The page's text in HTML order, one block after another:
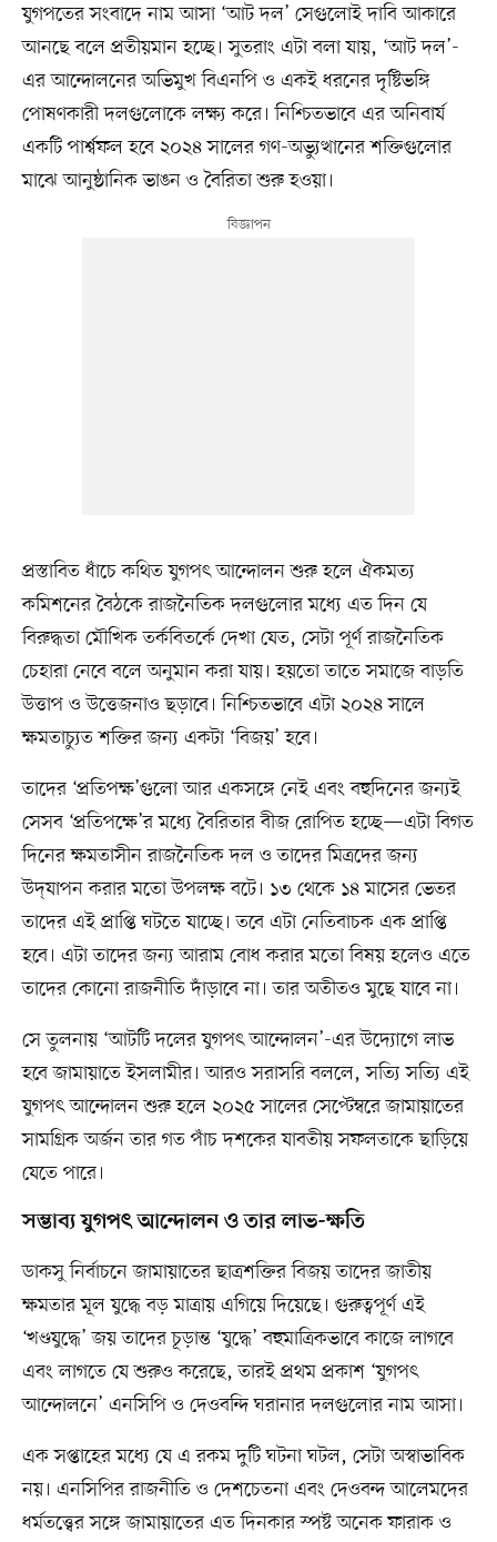
যুগপতের সংবাদে নাম আসা ‘আট দল’ সেগুলোই দাবি আকারে
আনছে বলে প্রতীয়মান হচ্ছে। সুতরাং এটা বলা যায়, ‘আট দল’-
এর আন্দোলনের অভিমুখ বিএনপি ও একই ধরনের দৃষ্টিভঙ্গি
পোষণকারী দলগুলোকে লক্ষ্য করে। নিশ্চিতভাবে এর অনিবার্য
একটি পার্শ্বফল হবে ২০২৪ সালের গণ-অভ্যুত্থানের শক্তিগুলোর
মাঝে আনুষ্ঠানিক ভাঙন ও বৈরিতা শুরু হওয়া।
প্রস্তাবিত ধাঁচে কথিত যুগপৎ আন্দোলন শুরু হলে ঐকমত্য
কমিশনের বৈঠকে রাজনৈতিক দলগুলোর মধ্যে এত দিন যে
বিরুদ্ধতা মৌখিক তর্কবিতর্কে দেখা যেত, সেটা পূর্ণ রাজনৈতিক
চেহারা নেবে বলে অনুমান করা যায়। হয়তো তাতে সমাজে বাড়তি
উত্তাপ ও উত্তেজনাও ছড়াবে। নিশ্চিতভাবে এটা ২০২৪ সালে
ক্ষমতাচ্যুত শক্তির জন্য একটা ‘বিজয়’ হবে।
তাদের ‘প্রতিপক্ষ’গুলো আর একসঙ্গে নেই এবং বহুদিনের জন্যই
সেসব ‘প্রতিপক্ষে’র মধ্যে বৈরিতার বীজ রোপিত হচ্ছে—এটা বিগত
দিনের ক্ষমতাসীন রাজনৈতিক দল ও তাদের মিত্রদের জন্য
উদ্‌যাপন করার মতো উপলক্ষ বটে। ১৩ থেকে ১৪ মাসের ভেতর
তাদের এই প্রাপ্তি ঘটতে যাচ্ছে। তবে এটা নেতিবাচক এক প্রাপ্তি
হবে। এটা তাদের জন্য আরাম বোধ করার মতো বিষয় হলেও এতে
তাদের কোনো রাজনীতি দাঁড়াবে না। তার অতীতও মুছে যাবে না।
সে তুলনায় ‘আটটি দলের যুগপৎ আন্দোলন’-এর উদ্যোগে লাভ
হবে জামায়াতে ইসলামীর। আরও সরাসরি বললে, সত্যি সত্যি এই
যুগপৎ আন্দোলন শুরু হলে ২০২৫ সালের সেপ্টেম্বরে জামায়াতের
সামগ্রিক অর্জন তার গত পাঁচ দশকের যাবতীয় সফলতাকে ছাড়িয়ে
যেতে পারে।
সম্ভাব্য যুগপৎ আন্দোলন ও তার লাভ-ক্ষতি
ডাকসু নির্বাচনে জামায়াতের ছাত্রশক্তির বিজয় তাদের জাতীয়
ক্ষমতার মূল যুদ্ধে বড় মাত্রায় এগিয়ে দিয়েছে। গুরুত্বপূর্ণ এই
‘খণ্ডযুদ্ধে’ জয় তাদের চূড়ান্ত ‘যুদ্ধে’ বহুমাত্রিকভাবে কাজে লাগবে
এবং লাগতে যে শুরুও করেছে, তারই প্রথম প্রকাশ ‘যুগপৎ
আন্দোলনে’ এনসিপি ও দেওবন্দি ঘরানার দলগুলোর নাম আসা।
এক সপ্তাহের মধ্যে যে এ রকম দুটি ঘটনা ঘটল, সেটা অস্বাভাবিক
নয়। এনসিপির রাজনীতি ও দেশচেতনা এবং দেওবন্দ আলেমদের
ধর্মতত্ত্বের সঙ্গে জামায়াতের এত দিনকার স্পষ্ট অনেক ফারাক ও